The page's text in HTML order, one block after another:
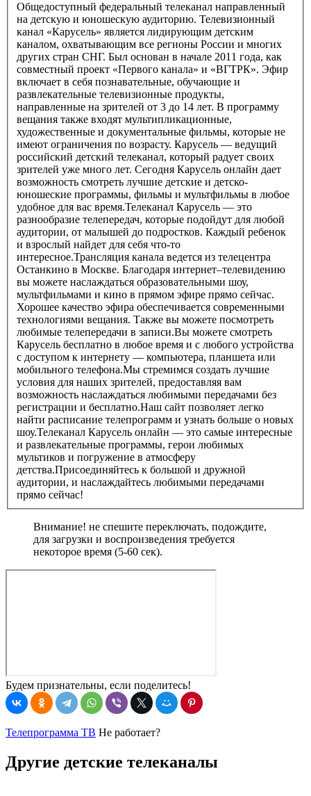
Общедоступный федеральный телеканал направленный
на детскую и юношескую аудиторию. Телевизионный
канал «Карусель» является лидирующим детским
каналом, охватывающим все регионы России и многих
других стран СНГ. Был основан в начале 2011 года, как
совместный проект «Первого канала» и «ВГТРК». Эфир
включает в себя познавательные, обучающие и
развлекательные телевизионные продукты,
направленные на зрителей от 3 до 14 лет. В программу
вещания также входят мультипликационные,
художественные и документальные фильмы, которые не
имеют ограничения по возрасту. Карусель — ведущий
российский детский телеканал, который радует своих
зрителей уже много лет. Сегодня Карусель онлайн дает
возможность смотреть лучшие детские и детско-
юношеские программы, фильмы и мультфильмы в любое
удобное для вас время.Телеканал Карусель — это
разнообразие телепередач, которые подойдут для любой
аудитории, от малышей до подростков. Каждый ребенок
и взрослый найдет для себя что-то
интересное.Трансляция канала ведется из телецентра
Останкино в Москве. Благодаря интернет–телевидению
вы можете наслаждаться образовательными шоу,
мультфильмами и кино в прямом эфире прямо сейчас.
Хорошее качество эфира обеспечивается современными
технологиями вещания. Также вы можете посмотреть
любимые телепередачи в записи.Вы можете смотреть
Карусель бесплатно в любое время и с любого устройства
с доступом к интернету — компьютера, планшета или
мобильного телефона.Мы стремимся создать лучшие
условия для наших зрителей, предоставляя вам
возможность наслаждаться любимыми передачами без
регистрации и бесплатно.Наш сайт позволяет легко
найти расписание телепрограмм и узнать больше о новых
шоу.Телеканал Карусель онлайн — это самые интересные
и развлекательные программы, герои любимых
мультиков и погружение в атмосферу
детства.Присоединяйтесь к большой и дружной
аудитории, и наслаждайтесь любимыми передачами
прямо сейчас!
Внимание! не спешите переключать, подождите,
для загрузки и воспроизведения требуется
некоторое время (5-60 сек).
Будем признательны, если поделитесь!
Телепрограмма ТВ Не работает?
Другие детские телеканалы